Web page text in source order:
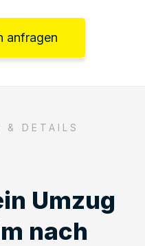
anfragen
& DETAILS
Umzug
nach